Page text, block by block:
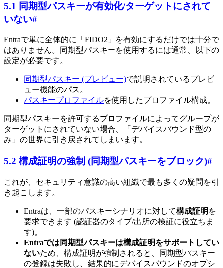
5.1 同期型パスキーが有効化/ターゲットにされて
いない#
Entraで単に全体的に「FIDO2」を有効にするだけでは十分で
はありません。同期型パスキーを使用するには通常、以下の
設定が必要です。
同期型パスキー (プレビュー)で説明されているプレビ
ュー機能のパス。
パスキープロファイルを使用したプロファイル構成。
同期型パスキーを許可するプロファイルによってグループが
ターゲットにされていない場合、「デバイスバウンド型の
み」の世界に引き戻されてしまいます。
5.2 構成証明の強制 (同期型パスキーをブロック)#
これが、セキュリティ意識の高い組織で最も多くの疑問を引
き起こします。
Entraは、一部のパスキーシナリオに対して構成証明 を
要求できます (認証器のタイプ/出所の検証に役立ちま
す)。
Entraでは同期型パスキーは構成証明をサポートしてい
ないため、構成証明が強制されると、同期型パスキー
の登録は失敗し、結果的にデバイスバウンドのオプシ